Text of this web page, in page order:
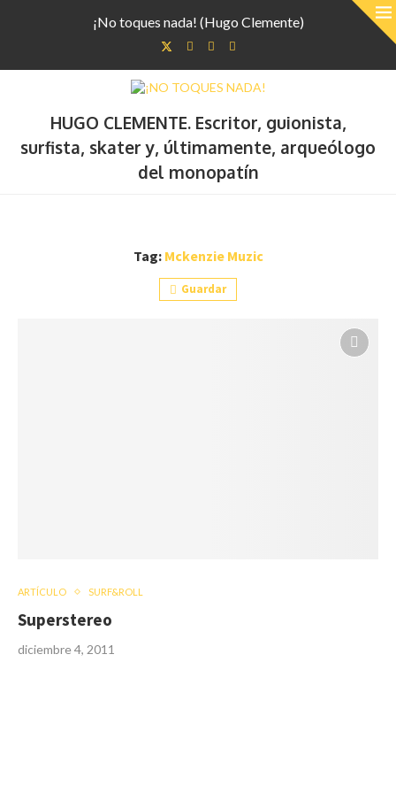
¡No toques nada! (Hugo Clemente)
HUGO CLEMENTE. Escritor, guionista,
surfista, skater y, últimamente, arqueólogo
del monopatín
Tag: Mckenzie Muzic
Guardar
ARTÍCULO SURF&ROLL
Superstereo
diciembre 4, 2011